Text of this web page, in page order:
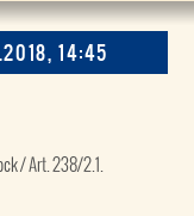
14:45
/ Art. 238/2.1.